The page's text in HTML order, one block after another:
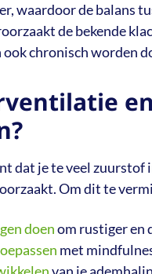
waardoor de balans
de bekende
chronisch worden
dat je te veel
Om dit te
doenom rustiger en
met